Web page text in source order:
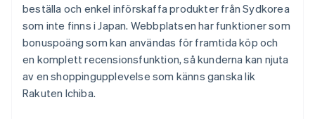
beställa och enkel införskaffa produkter från Sydkorea
som inte finns i Japan. Webbplatsen har funktioner som
bonuspoäng som kan användas för framtida köp och
en komplett recensionsfunktion, så kunderna kan njuta
av en shoppingupplevelse som känns ganska lik
Rakuten Ichiba.